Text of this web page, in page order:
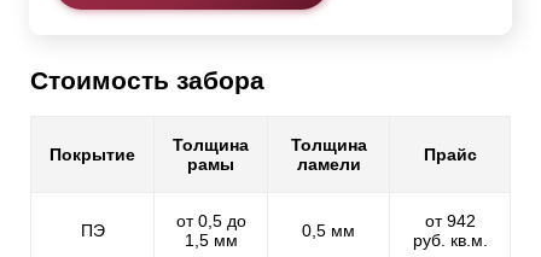
Стоимость забора
Покрытие
Толщина
рамы
Толщина
ламели
Прайс
ПЭ
от 0,5 до
1,5 мм
0,5 мм
от 942
руб. кв.м.